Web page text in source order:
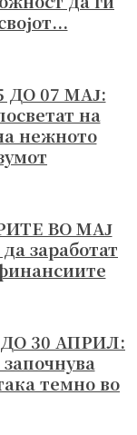
07 МАЈ:
на
нежното
ВО МАЈ
заработат
30 АПРИЛ:
темно во